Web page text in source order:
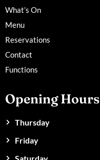
What’s On
Menu
Reservations
Contact
Functions
Opening Hours
Thursday
Friday